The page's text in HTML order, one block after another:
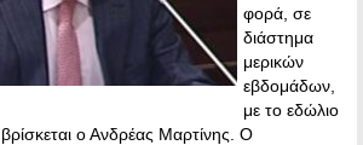
φορά, σε
διάστημα
μερικών
εβδομάδων,
με το εδώλιο
ο Ανδρέας Μαρτίνης. Ο